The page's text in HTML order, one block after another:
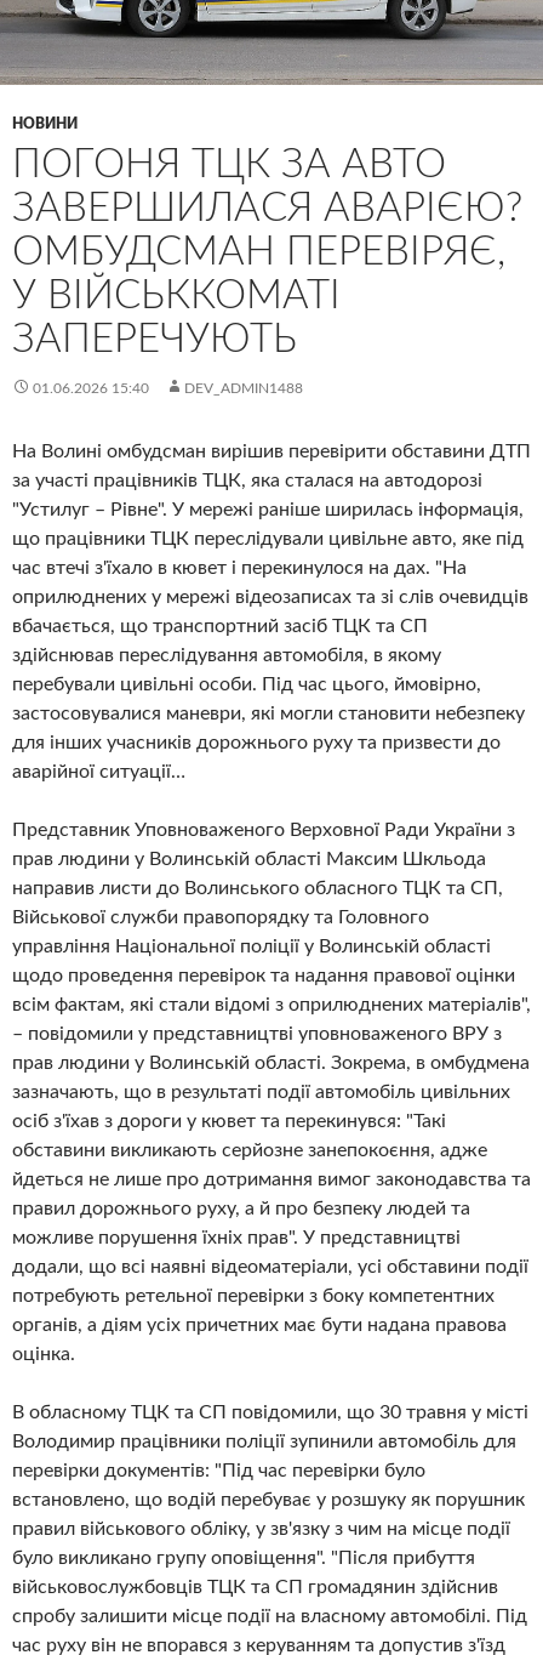
НОВИНИ
ПОГОНЯ ТЦК ЗА АВТО
ЗАВЕРШИЛАСЯ АВАРІЄЮ?
ОМБУДСМАН ПЕРЕВІРЯЄ,
У ВІЙСЬККОМАТІ
ЗАПЕРЕЧУЮТЬ
01.06.2026 15:40 DEV_ADMIN1488
На Волині омбудсман вирішив перевірити обставини ДТП
за участі працівників ТЦК, яка сталася на автодорозі
"Устилуг – Рівне". У мережі раніше ширилась інформація,
що працівники ТЦК переслідували цивільне авто, яке під
час втечі з'їхало в кювет і перекинулося на дах. "На
оприлюднених у мережі відеозаписах та зі слів очевидців
вбачається, що транспортний засіб ТЦК та СП
здійснював переслідування автомобіля, в якому
перебували цивільні особи. Під час цього, ймовірно,
застосовувалися маневри, які могли становити небезпеку
для інших учасників дорожнього руху та призвести до
аварійної ситуації…
Представник Уповноваженого Верховної Ради України з
прав людини у Волинській області Максим Шкльода
направив листи до Волинського обласного ТЦК та СП,
Військової служби правопорядку та Головного
управління Національної поліції у Волинській області
щодо проведення перевірок та надання правової оцінки
всім фактам, які стали відомі з оприлюднених матеріалів",
– повідомили у представництві уповноваженого ВРУ з
прав людини у Волинській області. Зокрема, в омбудмена
зазначають, що в результаті події автомобіль цивільних
осіб з'їхав з дороги у кювет та перекинувся: "Такі
обставини викликають серйозне занепокоєння, адже
йдеться не лише про дотримання вимог законодавства та
правил дорожнього руху, а й про безпеку людей та
можливе порушення їхніх прав". У представництві
додали, що всі наявні відеоматеріали, усі обставини події
потребують ретельної перевірки з боку компетентних
органів, а діям усіх причетних має бути надана правова
оцінка.
В обласному ТЦК та СП повідомили, що 30 травня у місті
Володимир працівники поліції зупинили автомобіль для
перевірки документів: "Під час перевірки було
встановлено, що водій перебуває у розшуку як порушник
правил військового обліку, у зв'язку з чим на місце події
було викликано групу оповіщення". "Після прибуття
військовослужбовців ТЦК та СП громадянин здійснив
спробу залишити місце події на власному автомобілі. Під
час руху він не впорався з керуванням та допустив з'їзд